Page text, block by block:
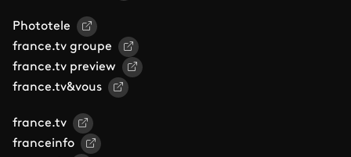
Phototele
france.tv groupe
france.tv preview
france.tv&vous
france.tv
franceinfo